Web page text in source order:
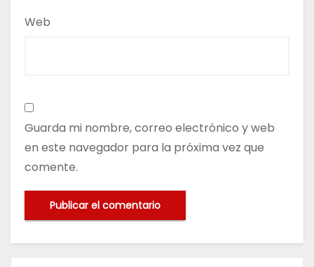
Web
Guarda mi nombre, correo electrónico y web
en este navegador para la próxima vez que
comente.